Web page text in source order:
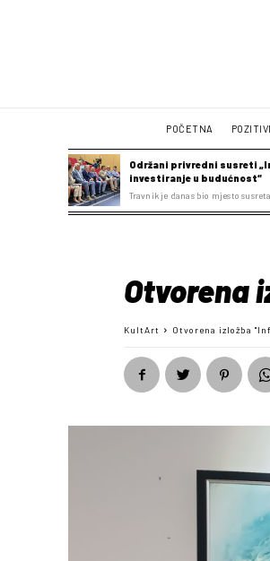
POČETNA
Održani privredni susreti
investiranje u budućnost“
Travnik je danas bio mjesto
Otvorena
KultArt Otvorena izložba